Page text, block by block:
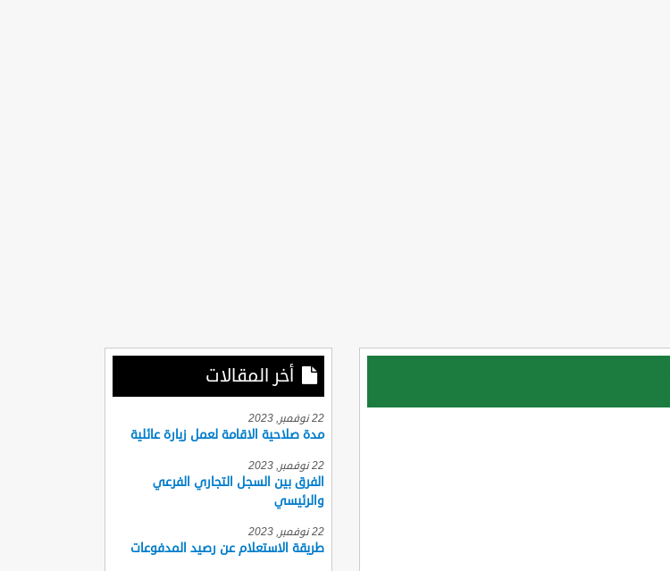
أخر المقالات
22 نوفمبر, 2023
مدة صلاحية الاقامة لعمل زيارة عائلية
22 نوفمبر, 2023
الفرق بين السجل التجاري الفرعي
والرئيسي
22 نوفمبر, 2023
طريقة الاستعلام عن رصيد المدفوعات